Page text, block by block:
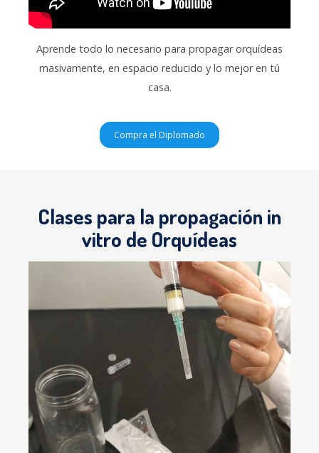
Aprende todo lo necesario para propagar orquídeas
masivamente, en espacio reducido y lo mejor en tú
casa.
Compra el Diplomado
Clases para la propagación in
vitro de Orquídeas